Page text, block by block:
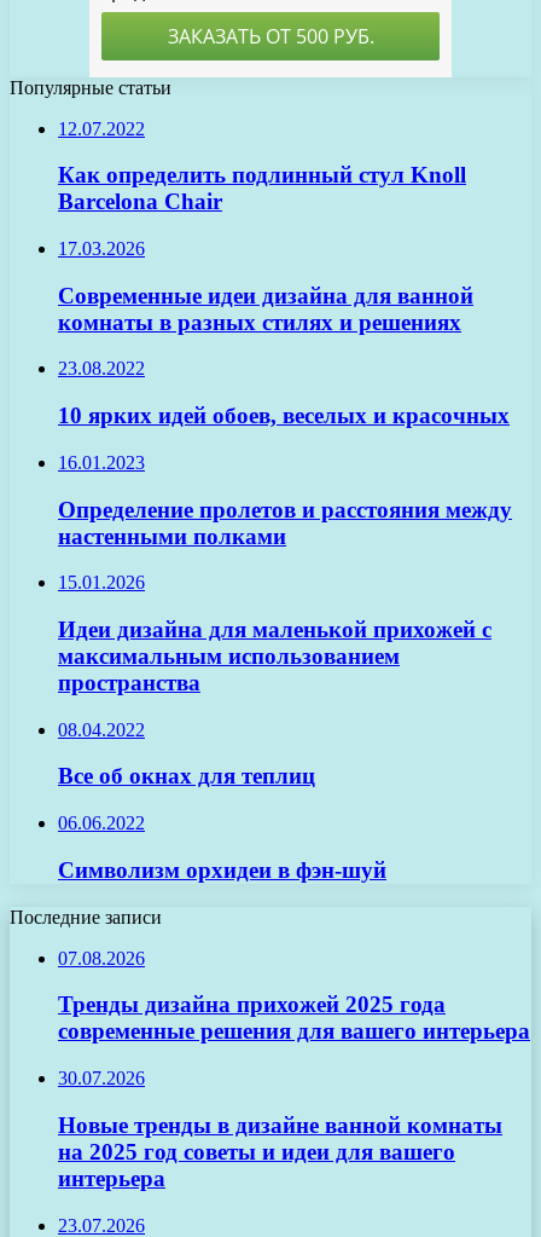
Популярные статьи
12.07.2022
Как определить подлинный стул Knoll
Barcelona Chair
17.03.2026
Современные идеи дизайна для ванной
комнаты в разных стилях и решениях
23.08.2022
10 ярких идей обоев, веселых и красочных
16.01.2023
Определение пролетов и расстояния между
настенными полками
15.01.2026
Идеи дизайна для маленькой прихожей с
максимальным использованием
пространства
08.04.2022
Все об окнах для теплиц
06.06.2022
Символизм орхидеи в фэн-шуй
Последние записи
07.08.2026
Тренды дизайна прихожей 2025 года
современные решения для вашего интерьера
30.07.2026
Новые тренды в дизайне ванной комнаты
на 2025 год советы и идеи для вашего
интерьера
23.07.2026